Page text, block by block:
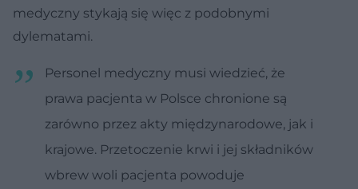
medyczny stykają się więc z podobnymi
dylematami.
Personel medyczny musi wiedzieć, że
prawa pacjenta w Polsce chronione są
zarówno przez akty międzynarodowe, jak i
krajowe. Przetoczenie krwi i jej składników
wbrew woli pacjenta powoduje